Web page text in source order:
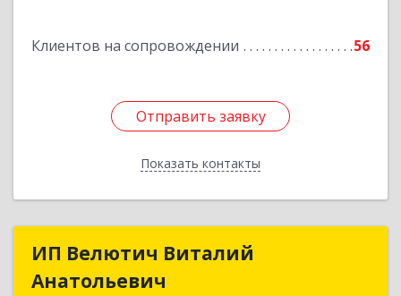
Клиентов на сопровождении 56
Отправить заявку
Показать контакты
Отправить заявку
Назад
ИП Велютич Виталий
Анатольевич
ИП Велютич Виталий